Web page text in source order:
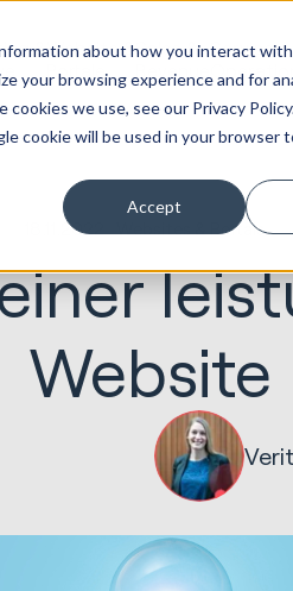
about how you interact
your browsing experience and for
we use, see our Privacy
cookie will be used in your browser
Accept
&Website &
Portale
Sales &
Revenue
Service
18.11.2022 Websites & Portals
Website